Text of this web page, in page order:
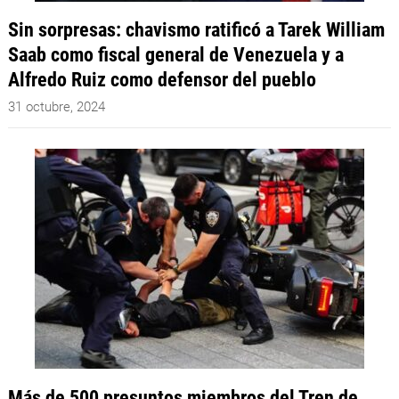
Sin sorpresas: chavismo ratificó a Tarek William
Saab como fiscal general de Venezuela y a
Alfredo Ruiz como defensor del pueblo
31 octubre, 2024